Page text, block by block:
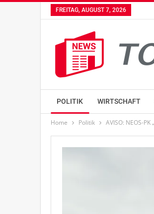
FREITAG, AUGUST 7, 2026
POLITIK WIRTSCHAFT
Home Politik AVISO: NEOS-